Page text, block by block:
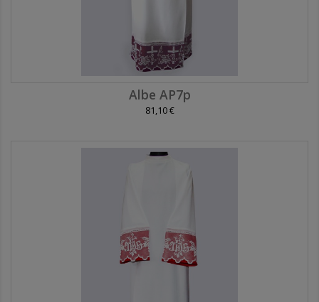
Albe AP7p
81,10 €